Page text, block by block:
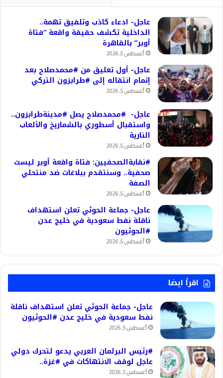
عاجل- ادعاء كاذب وتلفيق تهمة..
الداخلية تكشف حقيقة واقعة “فتاة
أوبر” بالقاهرة
أغسطس 5, 2026
عاجل- أول تعليق من #محمدصلاح بعد
إتمام انتقاله إلى #طرابزون التركي
أغسطس 5, 2026
عاجل- #محمدصلاح يصل #مدينةطرابزون..
واستقبال أسطوري بالشماريخ والألعاب
النارية
أغسطس 5, 2026
#نقابةالصحفيين: فتاة واقعة أوبر ليست
صحفية.. وسنتقدم ببلاغات ضد منتحلي
الصفة
أغسطس 5, 2026
عاجل- جماعة الحوثي تعلن استهداف
ناقلة نفط سعودية في خليج عدن
#الحوثيون
أغسطس 5, 2026
اقرأ ايضا
عاجل- جماعة الحوثي تعلن استهداف ناقلة
نفط سعودية في خليج عدن #الحوثيون
أغسطس 5, 2026
#رئيس البرلمان العربي يدعو لتحرك دولي
عاجل لوقف الانتهاكات في #غزة..
أغسطس 5, 2026